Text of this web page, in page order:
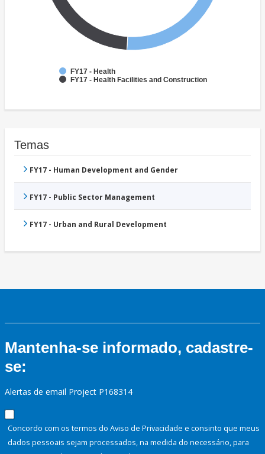
FY17 - Health
FY17 - Health Facilities and Construction
Temas
FY17 - Human Development and Gender
FY17 - Public Sector Management
FY17 - Urban and Rural Development
Mantenha-se informado, cadastre-
se:
Alertas de email Project P168314
Concordo com os termos do Aviso de Privacidade e consinto que meus
dados pessoais sejam processados, na medida do necessário, para